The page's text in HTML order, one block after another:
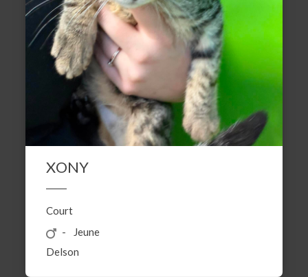
XONY
Court
Jeune
Delson